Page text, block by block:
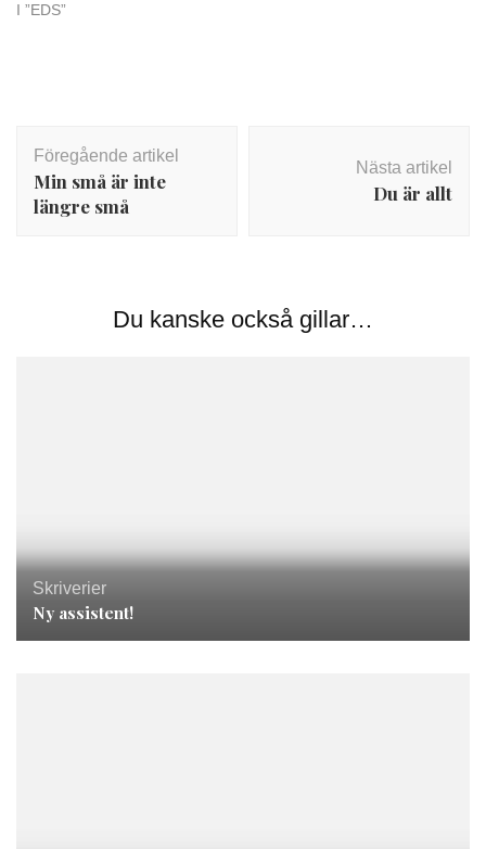
I ”EDS”
Föregående artikel
Min små är inte
längre små
Nästa artikel
Du är allt
Du kanske också gillar…
Skriverier
Ny assistent!